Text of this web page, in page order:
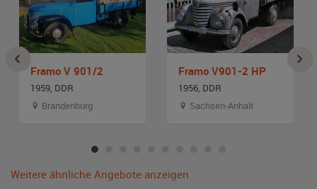
Framo V 901/2
1959, DDR
Brandenburg
Framo V901-2 HP
1956, DDR
Sachsen-Anhalt
Weitere ähnliche Angebote anzeigen